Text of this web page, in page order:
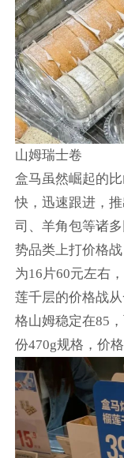
山姆瑞士卷
盒马虽然崛起的
快，迅速跟进，
司、羊角包等诸
势品类上打价格
为16片60元左右
莲千层的价格战
格山姆稳定在85
份470g规格，价格